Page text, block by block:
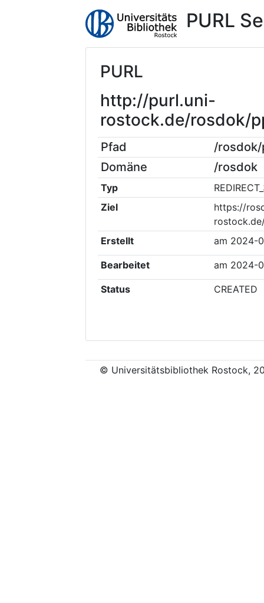
PURL
PURL
http://purl.uni-
rostock.de/rosdok/
Pfad
/rosdok/
Domäne
/rosdok
Typ
Ziel
https://
Erstellt
am 2024-
Bearbeitet am 2024-
Status CREATED
© Universitätsbibliothek Rostock,